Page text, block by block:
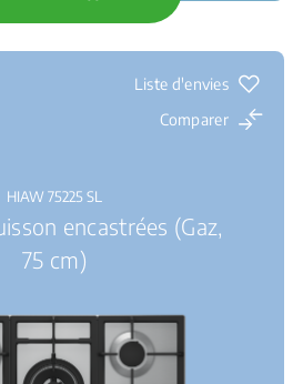
Liste d'envies
Comparer
HIAW 75225 SL
encastrées (Gaz,
75 cm)